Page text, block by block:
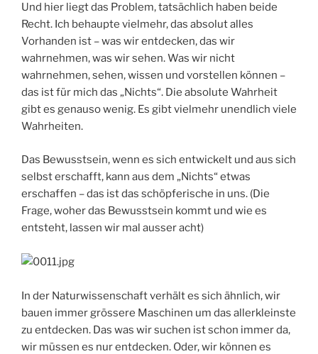
Und hier liegt das Problem, tatsächlich haben beide
Recht. Ich behaupte vielmehr, das absolut alles
Vorhanden ist – was wir entdecken, das wir
wahrnehmen, was wir sehen. Was wir nicht
wahrnehmen, sehen, wissen und vorstellen können –
das ist für mich das „Nichts“. Die absolute Wahrheit
gibt es genauso wenig. Es gibt vielmehr unendlich viele
Wahrheiten.
Das Bewusstsein, wenn es sich entwickelt und aus sich
selbst erschafft, kann aus dem „Nichts“ etwas
erschaffen – das ist das schöpferische in uns. (Die
Frage, woher das Bewusstsein kommt und wie es
entsteht, lassen wir mal ausser acht)
In der Naturwissenschaft verhält es sich ähnlich, wir
bauen immer grössere Maschinen um das allerkleinste
zu entdecken. Das was wir suchen ist schon immer da,
wir müssen es nur entdecken. Oder, wir können es